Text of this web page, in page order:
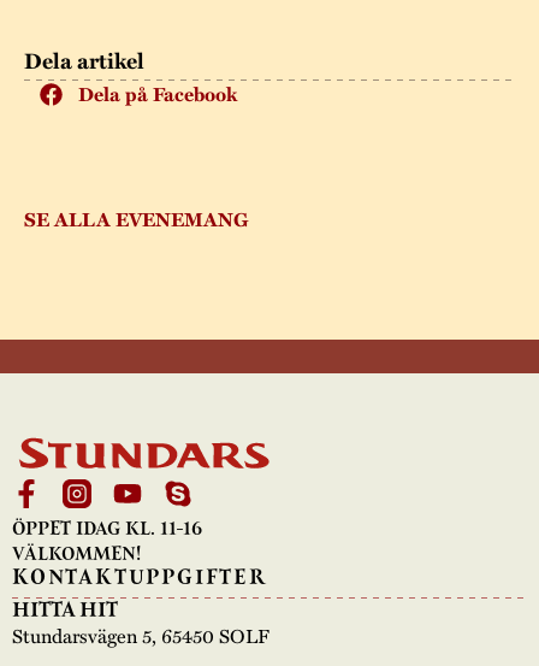
Dela artikel
Dela på Facebook
SE ALLA EVENEMANG
ÖPPET IDAG KL. 11-16
VÄLKOMMEN!
KONTAKTUPPGIFTER
HITTA HIT
Stundarsvägen 5, 65450 SOLF